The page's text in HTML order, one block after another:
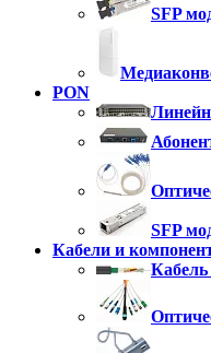
SFP
PON
SFP
Кабели и
Кабель